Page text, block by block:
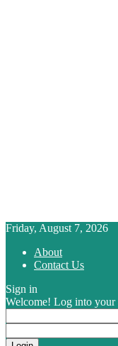
Friday, August 7, 2026
About
Contact Us
Sign in
Welcome! Log into your